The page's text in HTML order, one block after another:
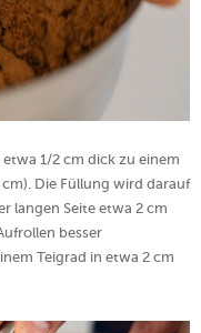
1/2 cm dick zu einem
Die Füllung wird darauf
langen Seite etwa 2 cm
besser
Teigrad in etwa 2 cm